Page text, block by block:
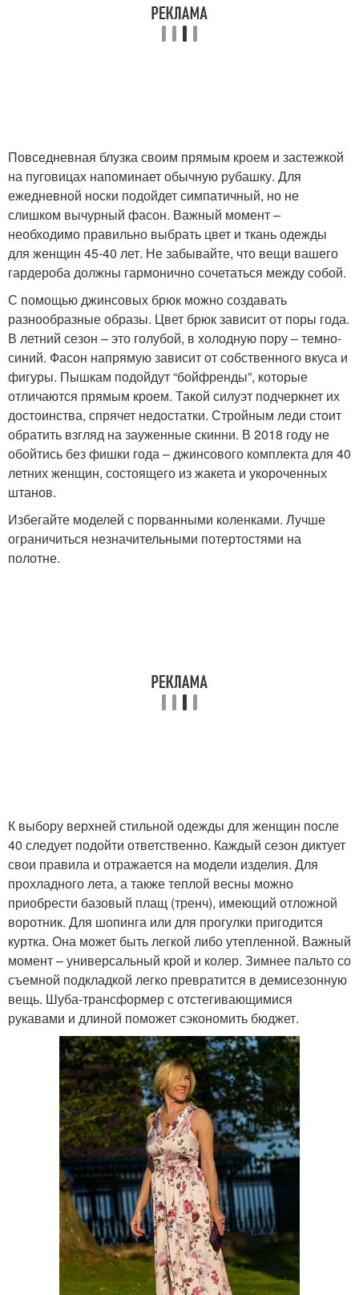
Повседневная блузка своим прямым кроем и застежкой
на пуговицах напоминает обычную рубашку. Для
ежедневной носки подойдет симпатичный, но не
слишком вычурный фасон. Важный момент –
необходимо правильно выбрать цвет и ткань одежды
для женщин 45-40 лет. Не забывайте, что вещи вашего
гардероба должны гармонично сочетаться между собой.
С помощью джинсовых брюк можно создавать
разнообразные образы. Цвет брюк зависит от поры года.
В летний сезон – это голубой, в холодную пору – темно-
синий. Фасон напрямую зависит от собственного вкуса и
фигуры. Пышкам подойдут “бойфренды”, которые
отличаются прямым кроем. Такой силуэт подчеркнет их
достоинства, спрячет недостатки. Стройным леди стоит
обратить взгляд на зауженные скинни. В 2018 году не
обойтись без фишки года – джинсового комплекта для 40
летних женщин, состоящего из жакета и укороченных
штанов.
Избегайте моделей с порванными коленками. Лучше
ограничиться незначительными потертостями на
полотне.
К выбору верхней стильной одежды для женщин после
40 следует подойти ответственно. Каждый сезон диктует
свои правила и отражается на модели изделия. Для
прохладного лета, а также теплой весны можно
приобрести базовый плащ (тренч), имеющий отложной
воротник. Для шопинга или для прогулки пригодится
куртка. Она может быть легкой либо утепленной. Важный
момент – универсальный крой и колер. Зимнее пальто со
съемной подкладкой легко превратится в демисезонную
вещь. Шуба-трансформер с отстегивающимися
рукавами и длиной поможет сэкономить бюджет.